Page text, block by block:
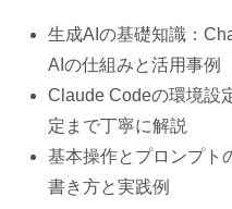
生成AIの基礎知識：
AIの仕組みと活用事例
Claude Codeの環境設
定まで丁寧に解説
基本操作とプロンプト
書き方と実践例